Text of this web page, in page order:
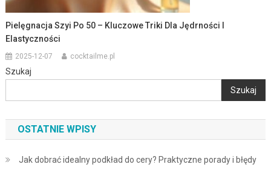
Pielęgnacja Szyi Po 50 – Kluczowe Triki Dla Jędrności I
Elastyczności
2025-12-07 cocktailme.pl
Szukaj
Szukaj
OSTATNIE WPISY
Jak dobrać idealny podkład do cery? Praktyczne porady i błędy